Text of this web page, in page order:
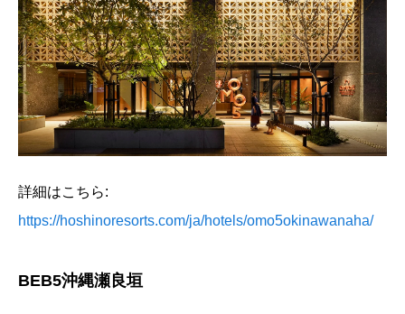
詳細はこちら:
https://hoshinoresorts.com/ja/hotels/omo5okinawanaha/
BEB5沖縄瀬良垣